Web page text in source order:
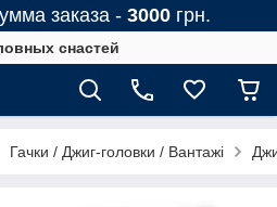
заказа - 3000 грн.
снастей
Гачки / Джиг-головки / Вантажі